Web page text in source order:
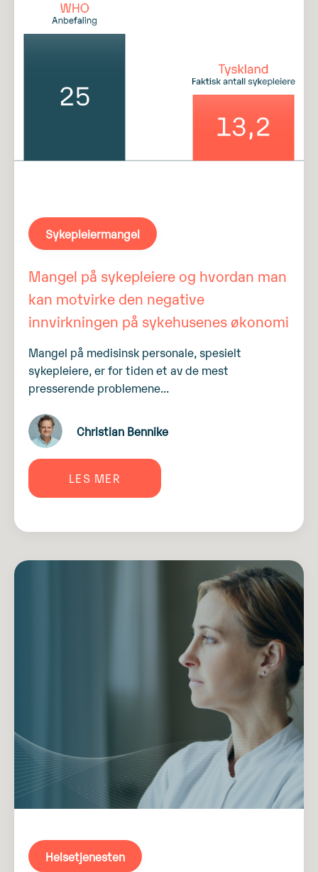
Sykepleiermangel
Mangel på sykepleiere og hvordan man
kan motvirke den negative
innvirkningen på sykehusenes økonomi
Mangel på medisinsk personale, spesielt
sykepleiere, er for tiden et av de mest
presserende problemene...
Christian Bennike
LES MER
Helsetjenesten